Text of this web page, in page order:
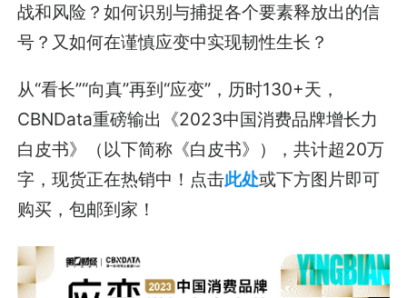
战和风险？如何识别与捕捉各个要素释放出的信
号？又如何在谨慎应变中实现韧性生长？
从“看长”“向真”再到“应变”，历时130+天，
CBNData重磅输出《2023中国消费品牌增长力
白皮书》（以下简称《白皮书》），共计超20万
字，现货正在热销中！点击此处或下方图片即可
购买，包邮到家！